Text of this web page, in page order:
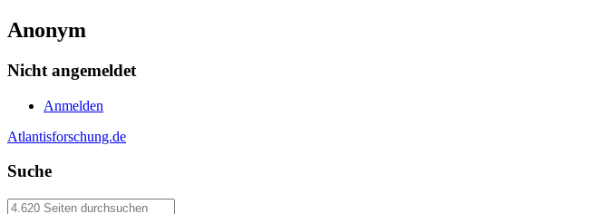
Anonym
Nicht angemeldet
Anmelden
Atlantisforschung.de
Suche